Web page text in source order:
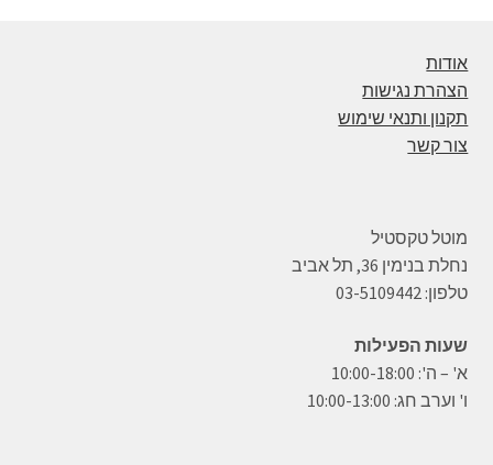
אודות
הצהרת נגישות
תקנון ותנאי שימוש
צור קשר
מוטל טקסטיל
נחלת בנימין 36, תל אביב
טלפון: 03-5109442
שעות הפעילות
א' – ה': 10:00-18:00
ו' וערב חג: 10:00-13:00